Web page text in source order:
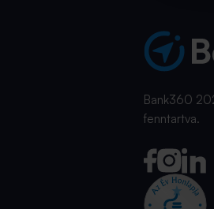
Bank360
fenntartva.